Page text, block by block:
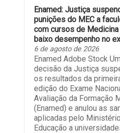
Enamed: Justiça
punições do MEC a
com cursos de Medicina
baixo desempenho no
6 de agosto de 2026
Enamed Adobe Stock
decisão da Justiça
os resultados da
edição do Exame
Avaliação da Formação
(Enamed) e anulou as
aplicadas pelo
Educação a